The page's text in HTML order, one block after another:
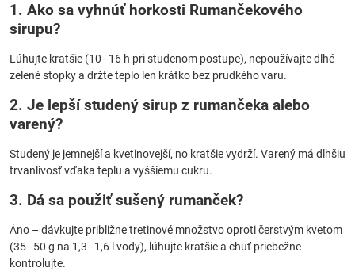
1. Ako sa vyhnúť horkosti Rumančekového
sirupu?
Lúhujte kratšie (10–16 h pri studenom postupe), nepoužívajte dlhé
zelené stopky a držte teplo len krátko bez prudkého varu.
2. Je lepší studený sirup z rumančeka alebo
varený?
Studený je jemnejší a kvetinovejší, no kratšie vydrží. Varený má dlhšiu
trvanlivosť vďaka teplu a vyššiemu cukru.
3. Dá sa použiť sušený rumanček?
Áno – dávkujte približne tretinové množstvo oproti čerstvým kvetom
(35–50 g na 1,3–1,6 l vody), lúhujte kratšie a chuť priebežne
kontrolujte.